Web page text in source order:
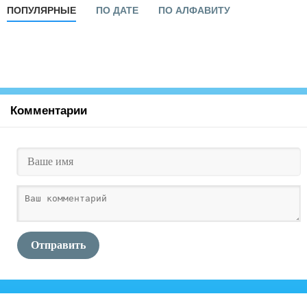
ПОПУЛЯРНЫЕ ПО ДАТЕ ПО АЛФАВИТУ
Комментарии
Отправить